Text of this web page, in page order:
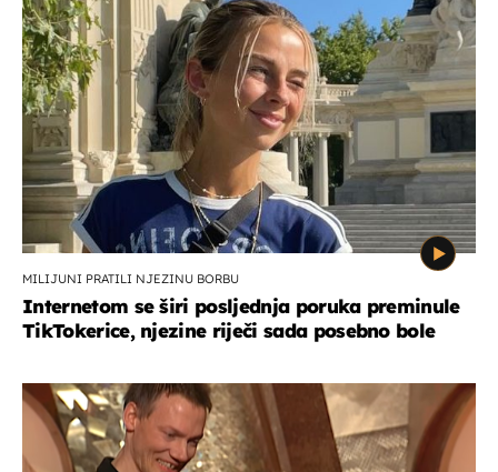
MILIJUNI PRATILI NJEZINU BORBU
Internetom se širi posljednja poruka preminule
TikTokerice, njezine riječi sada posebno bole